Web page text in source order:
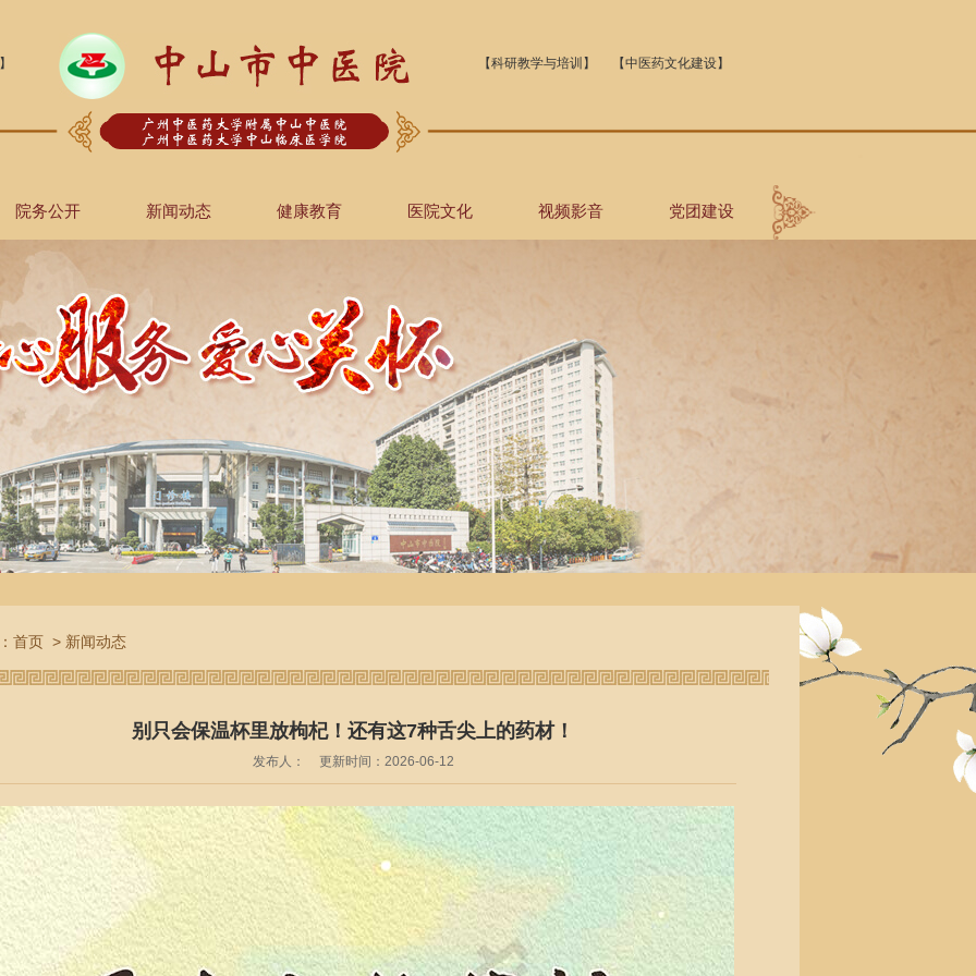
【科研教学与培训】 【中医药文化建设】
院务公开 新闻动态 健康教育 医院文化 视频影音 党团建设
首页 > 新闻动态
别只会保温杯里放枸杞！还有这7种舌尖上的药材！
发布人： 更新时间：2026-06-12